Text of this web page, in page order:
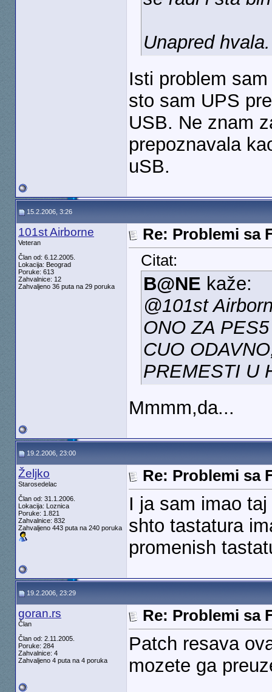
Unapred hvala.
Isti problem
sto sam UPS
USB. Ne znam
prepoznavala
uSB.
15.2.2006, 3:26
101st Airborne
Veteran
Član od: 6.12.2005.
Lokacija: Beograd
Poruke: 613
Zahvalnice: 12
Zahvaljeno 36 puta na 29 poruka
Re: Problemi sa
Citat:
B@NE kaže:
@101st
ONO ZA
CUO
PREMESTI U
Mmmm,da...
19.2.2006, 23:00
Željko
Starosedelac
Član od: 31.1.2006.
Lokacija: Loznica
Poruke: 1.821
Zahvalnice: 832
Zahvaljeno 443 puta na 240 poruka
Re: Problemi sa
I ja sam imao
shto tastatura
promenish
19.2.2006, 23:29
goran.rs
Član
Član od: 2.11.2005.
Poruke: 284
Zahvalnice: 4
Zahvaljeno 4 puta na 4 poruka
Re: Problemi sa
Patch resava
mozete ga